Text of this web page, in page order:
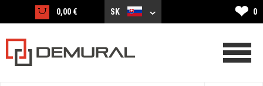
0,00 € SK ❤ 0